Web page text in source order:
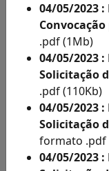
Informação
de
Condições
Especiais
e
Inscritos
Como
por
04/05/2023 :
.pdf (1Mb)
04/05/2023 :
Solicitação
.pdf (110Kb)
04/05/2023 :
Solicitação
formato .pdf
04/05/2023 :